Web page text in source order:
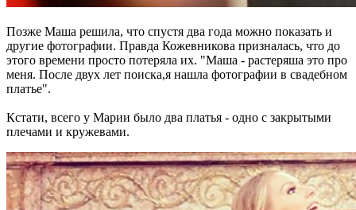
Позже Маша решила, что спустя два года можно показать и
другие фотографии. Правда Кожевникова призналась, что до
этого времени просто потеряла их. "Маша - растеряша это про
меня. После двух лет поиска,я нашла фотографии в свадебном
платье".
Кстати, всего у Марии было два платья - одно с закрытыми
плечами и кружевами.